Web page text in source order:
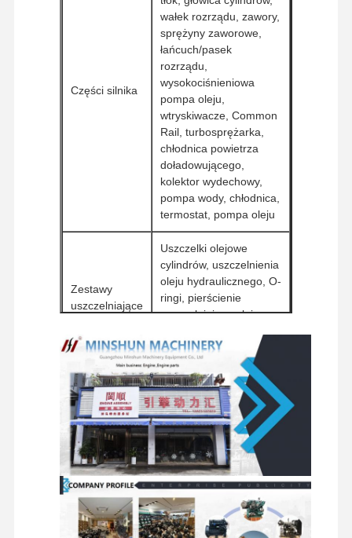
części zamienne do koparek
Części silnika
wałek rozrządu, zawory,
sprężyny zaworowe,
łańcuch/pasek
rozrządu,
wysokociśnieniowa
pompa oleju,
wtryskiwacze, Common
Rail, turbosprężarka,
chłodnica powietrza
doładowującego,
kolektor wydechowy,
pompa wody, chłodnica,
termostat, pompa oleju
Zestawy
uszczelniające
Uszczelki olejowe
cylindrów, uszczelnienia
oleju hydraulicznego, O-
ringi, pierścienie
uszczelniające olej,
uszczelniające
Układy
hydrauliczne
Główna pompa
hydrauliczna, pompa
zębata, pompa o
zmiennej wydajności,
siłownik wysięgnika,
siłownik ramienia,
siłownik łyżki, zawór
wielodrogowy, zawór
nadmiarowy, silnik
jezdny, silnik obrotu,